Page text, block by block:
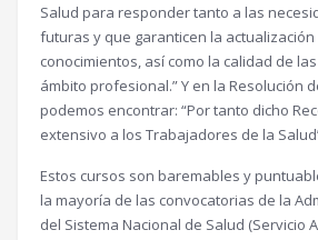
Salud para responder tanto a las
futuras y que garanticen la
conocimientos, así como la calidad de
ámbito profesional.” Y en la Resolución
podemos encontrar: “Por tanto dicho
extensivo a los Trabajadores de la
Estos cursos son baremables y
la mayoría de las convocatorias de la
del Sistema Nacional de Salud (Servicio